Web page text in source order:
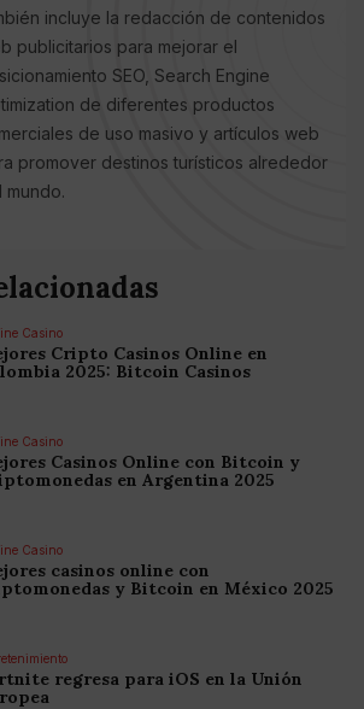
incluye la redacción de contenidos
publicitarios para mejorar el
SEO, Search Engine
de diferentes productos
de uso masivo y artículos web
promover destinos turísticos alrededor
mundo.
Casino
Cripto Casinos Online en
2025: Bitcoin Casinos
Casino
Casinos Online con Bitcoin y
en Argentina 2025
Casino
casinos online con
y Bitcoin en México 2025
regresa para iOS en la Unión